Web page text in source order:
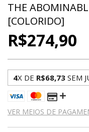
THE
[COLORIDO]
R$274,90
4X DE R$68,73 SEM
VER MEIOS DE